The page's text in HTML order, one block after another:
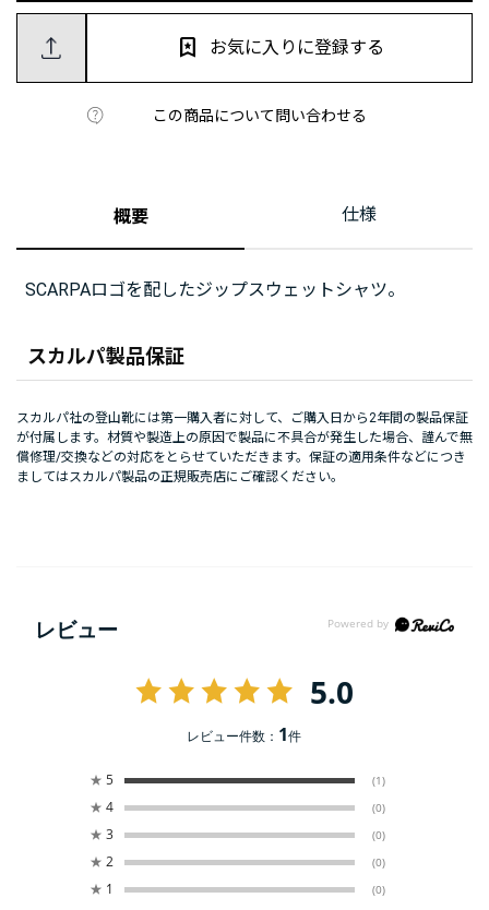
この商品について問い合わせる
お気に入りに登録する
概要 仕様
SCARPAロゴを配したジップスウェットシャツ。
スカルパ製品保証
スカルパ社の登山靴には第一購入者に対して、ご購入日から2年間の製品保証
が付属します。材質や製造上の原因で製品に不具合が発生した場合、謹んで無
償修理/交換などの対応をとらせていただきます。保証の適用条件などにつき
ましてはスカルパ製品の正規販売店にご確認ください。
レビュー
5.0
レビュー件数： 1件
★ 5 (1)
★ 4 (0)
★ 3 (0)
★ 2 (0)
★ 1 (0)